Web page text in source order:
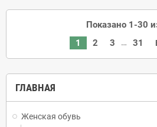
ГЛАВНАЯ
Женская обувь
Показано 1-30
1
2 3 … 31